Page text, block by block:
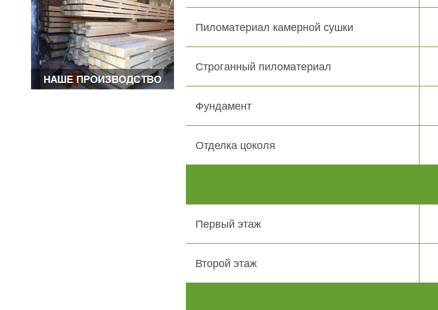
Пиломатериал камерной сушки
Строганный пиломатериал
Фундамент
Отделка цоколя
Первый этаж
Второй этаж